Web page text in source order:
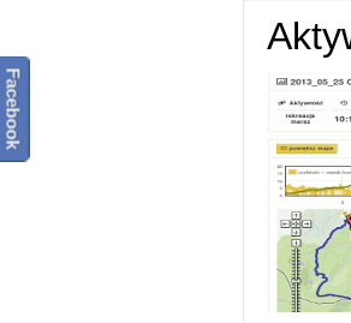
Facebook